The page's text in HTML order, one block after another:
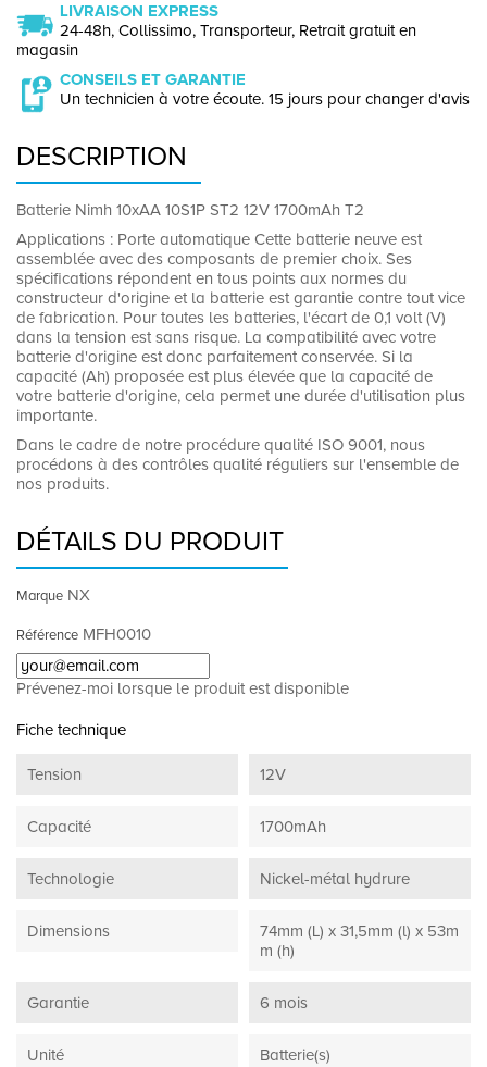
LIVRAISON EXPRESS
24-48h, Collissimo, Transporteur, Retrait gratuit en
magasin
CONSEILS ET GARANTIE
Un technicien à votre écoute. 15 jours pour changer d'avis
DESCRIPTION
Batterie Nimh 10xAA 10S1P ST2 12V 1700mAh T2
Applications : Porte automatique Cette batterie neuve est
assemblée avec des composants de premier choix. Ses
spécifications répondent en tous points aux normes du
constructeur d'origine et la batterie est garantie contre tout vice
de fabrication. Pour toutes les batteries, l'écart de 0,1 volt (V)
dans la tension est sans risque. La compatibilité avec votre
batterie d'origine est donc parfaitement conservée. Si la
capacité (Ah) proposée est plus élevée que la capacité de
votre batterie d'origine, cela permet une durée d'utilisation plus
importante.
Dans le cadre de notre procédure qualité ISO 9001, nous
procédons à des contrôles qualité réguliers sur l'ensemble de
nos produits.
DÉTAILS DU PRODUIT
Marque NX
Référence MFH0010
Prévenez-moi lorsque le produit est disponible
Fiche technique
Tension 12V
Capacité 1700mAh
Technologie Nickel-métal hydrure
Dimensions
74mm (L) x 31,5mm (l) x 53m
m (h)
Garantie 6 mois
Unité Batterie(s)